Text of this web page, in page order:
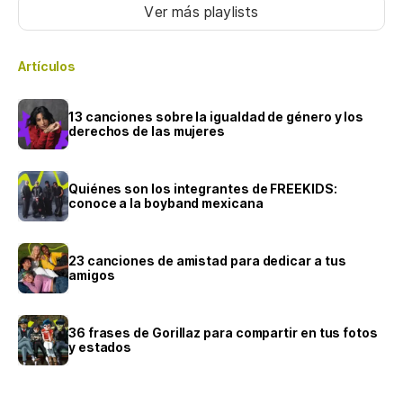
Ver más playlists
Artículos
13 canciones sobre la igualdad de género y los
derechos de las mujeres
Quiénes son los integrantes de FREEKIDS:
conoce a la boyband mexicana
23 canciones de amistad para dedicar a tus
amigos
36 frases de Gorillaz para compartir en tus fotos
y estados